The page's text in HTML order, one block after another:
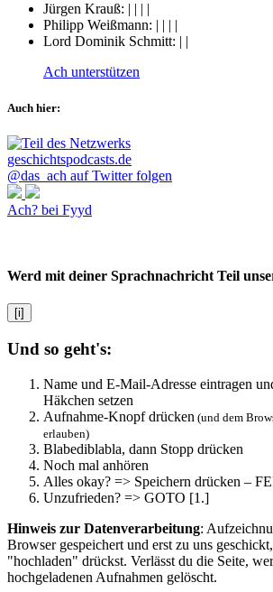
Jürgen Krauß: | | | |
Philipp Weißmann: | | | |
Lord Dominik Schmitt: | |
Ach unterstützen
Auch hier:
@das_ach auf Twitter folgen
Ach? bei Fyyd
Werd mit deiner Sprachnachricht Teil
[i]
Und so geht's:
Name und E-Mail-Adresse eintragen
Häkchen setzen
Aufnahme-Knopf drücken (und dem
erlauben)
Blabediblabla, dann Stopp drücken
Noch mal anhören
Alles okay? => Speichern drücken –
Unzufrieden? => GOTO [1.]
Hinweis zur Datenverarbeitung:
Browser gespeichert und erst zu uns
"hochladen" drückst. Verlässt du die Seite,
hochgeladenen Aufnahmen gelöscht.